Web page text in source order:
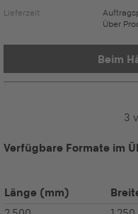
Lieferzeit
Über
Beim
3
Verfügbare Formate im
Länge (mm)